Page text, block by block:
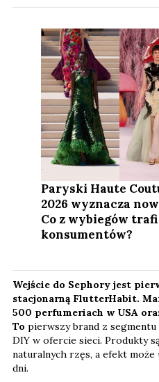
Paryski Haute
2026 wyznacza
Co z wybiegów
konsumentów?
Wejście do Sephory jest
stacjonarną FlutterHabit.
500 perfumeriach w USA
To pierwszy brand z
DIY w ofercie sieci. Produkty
naturalnych rzęs, a efekt
dni.